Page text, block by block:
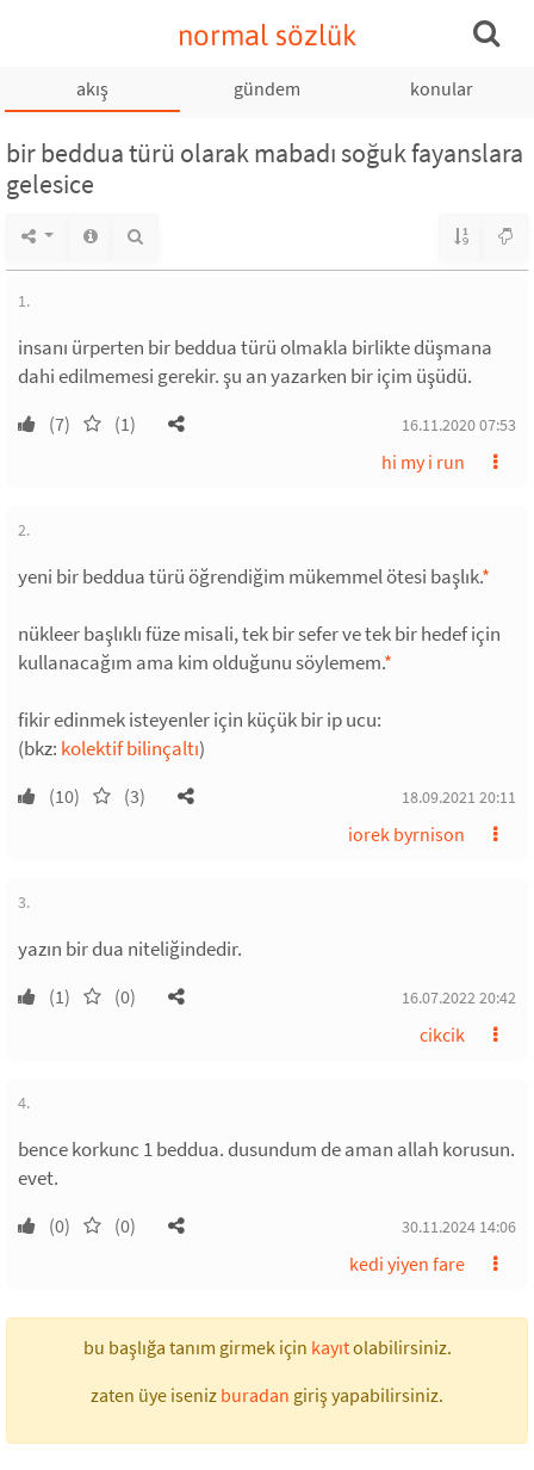
normal sözlük
akış gündem konular
bir beddua türü olarak mabadı soğuk fayanslara
gelesice
1.
insanı ürperten bir beddua türü olmakla birlikte düşmana
dahi edilmemesi gerekir. şu an yazarken bir içim üşüdü.
(7) (1) 16.11.2020 07:53
hi my i run
2.
yeni bir beddua türü öğrendiğim mükemmel ötesi başlık.*
nükleer başlıklı füze misali, tek bir sefer ve tek bir hedef için
kullanacağım ama kim olduğunu söylemem.*
fikir edinmek isteyenler için küçük bir ip ucu:
(bkz: kolektif bilinçaltı)
(10) (3) 18.09.2021 20:11
iorek byrnison
3.
yazın bir dua niteliğindedir.
(1) (0) 16.07.2022 20:42
cikcik
4.
bence korkunc 1 beddua. dusundum de aman allah korusun.
evet.
(0) (0) 30.11.2024 14:06
kedi yiyen fare
bu başlığa tanım girmek için kayıtolabilirsiniz.
zaten üye iseniz buradan giriş yapabilirsiniz.